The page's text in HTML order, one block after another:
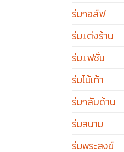
ร่มกอล์ฟ
ร่มแต่งร้าน
ร่มแฟชั่น
ร่มไม้เท้า
ร่มกลับด้าน
ร่มสนาม
ร่มพระสงฆ์